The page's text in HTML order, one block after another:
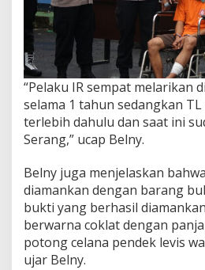
“Pelaku IR sempat melarikan
selama 1 tahun sedangkan
terlebih dahulu dan saat ini
Serang,” ucap Belny.
Belny juga menjelaskan
diamankan dengan barang
bukti yang berhasil
berwarna coklat dengan
potong celana pendek levis
ujar Belny.